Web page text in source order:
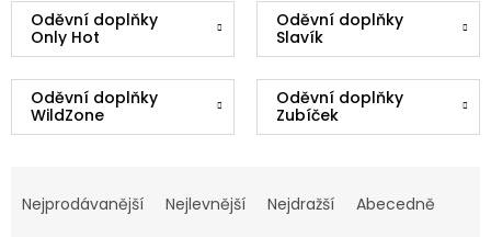
Oděvní doplňky
Only Hot
Oděvní doplňky
Slavík
Oděvní doplňky
WildZone
Oděvní doplňky
Zubíček
Nejprodávanější Nejlevnější Nejdražší Abecedně